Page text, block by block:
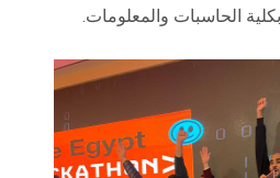
الحاسبات والمعلومات.